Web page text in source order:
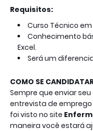
Requisitos:
Curso Técnico
Conhecimento
Excel.
Será um
COMO SE
Sempre que enviar
entrevista de
foi visto no site
maneira você estará